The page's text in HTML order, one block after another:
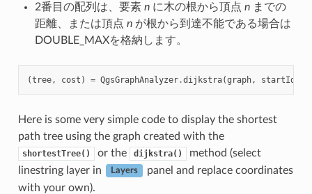
2番目の配列は、要素 nに木の根から頂点 nまでの
距離、または頂点 nが根から到達不能である場合は
DOUBLE_MAXを格納します。
(tree, cost ) = QgsGraphAnalyzer.dijkstra(graph, startId
Here is some very simple code to display the shortest
path tree using the graph created with the
shortestTree() or the dijkstra()
method (select
linestring layer in
Layers
panel and replace coordinates
with your own).